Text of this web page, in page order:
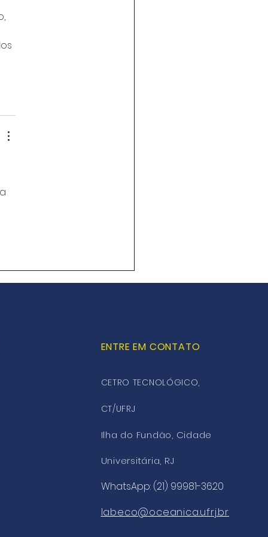
ENTRE EM CONTATO
CETRO TECNOLÓGICO,
CT/UFRJ
Ilha do Fundão, Cidade
Universitária, RJ
WhatsApp: (21) 99981-3620
labeco@oceanica.ufrj.br